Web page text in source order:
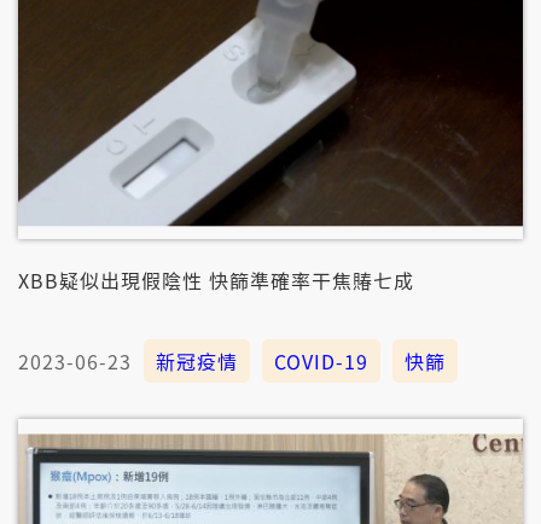
XBB疑似出現假陰性 快篩準確率干焦賰七成
2023-06-23 新冠疫情 COVID-19 快篩